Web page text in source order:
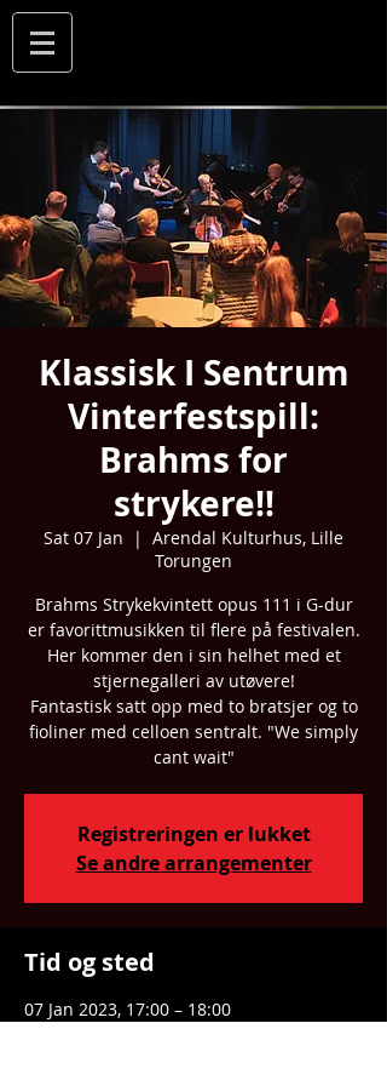
Klassisk I Sentrum
Vinterfestspill:
Brahms for
strykere!!
Sat 07 Jan
  |
Arendal Kulturhus, Lille
Torungen
Brahms Strykekvintett opus 111 i G-dur
er favorittmusikken til flere på festivalen.
Her kommer den i sin helhet med et
stjernegalleri av utøvere!
Fantastisk satt opp med to bratsjer og to
fioliner med celloen sentralt. "We simply
cant wait"
Registreringen er lukket
Se andre arrangementer
Tid og sted
07 Jan 2023, 17:00 – 18:00